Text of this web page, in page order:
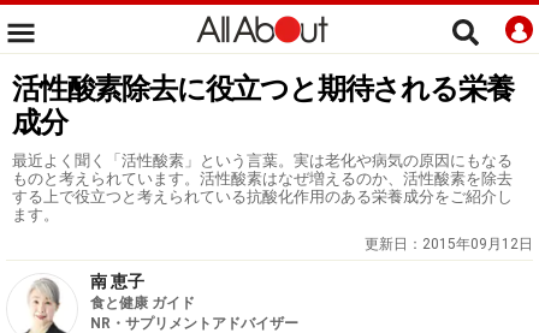
活性酸素除去に役立つと期待される栄養
成分
最近よく聞く「活性酸素」という言葉。実は老化や病気の原因にもなる
ものと考えられています。活性酸素はなぜ増えるのか、活性酸素を除去
する上で役立つと考えられている抗酸化作用のある栄養成分をご紹介し
ます。
更新日： 2015年09月12日
南 恵子
食と健康 ガイド
NR・サプリメントアドバイザー